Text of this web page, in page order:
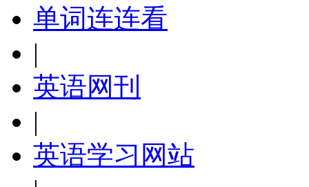
单词连连看
|
英语网刊
|
英语学习网站